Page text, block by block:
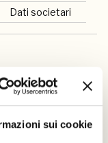
sui cookie
Dati societari